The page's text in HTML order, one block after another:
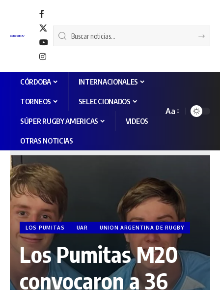
CÓRDOBA INTERNACIONALES
TORNEOS SELECCIONADOS
SÚPER RUGBY AMERICAS VIDEOS
OTRAS NOTICIAS
Aa
LOS PUMITAS UAR UNION ARGENTINA DE RUGBY
Los Pumitas M20
convocaron a 36